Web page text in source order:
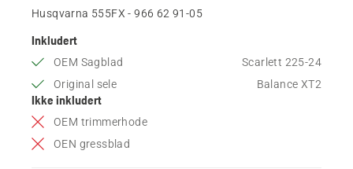
Husqvarna 555FX - 966 62 91‑05
Inkludert
OEM Sagblad
Scarlett 225-24
Original sele
Balance XT2
Ikke inkludert
OEM trimmerhode
OEN gressblad